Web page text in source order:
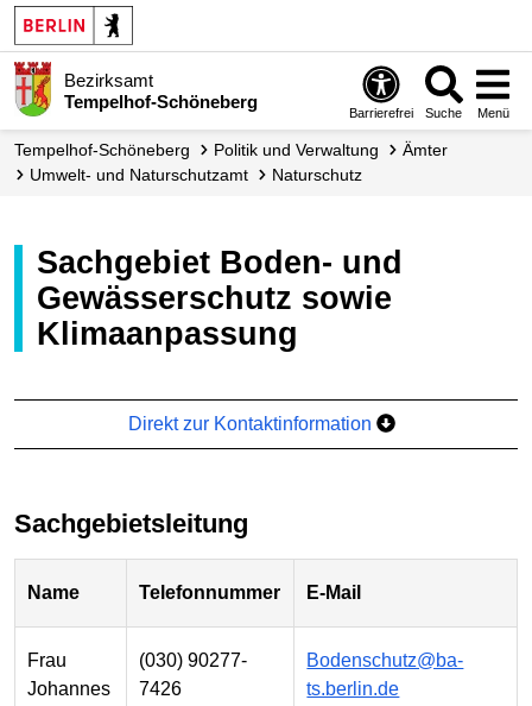
Bezirksamt
Tempelhof-Schöneberg
Barrierefrei Suche Menü
Tempelhof-Schöneberg Politik und Verwaltung
Ämter
Umwelt- und Naturschutzamt
Naturschutz
Sachgebiet Boden- und
Gewässerschutz sowie
Klimaanpassung
Direkt zur Kontaktinformation
Sachgebietsleitung
Name Telefonnummer E-Mail
Frau
Johannes
(030) 90277-
7426
Bodenschutz@ba-
ts.berlin.de